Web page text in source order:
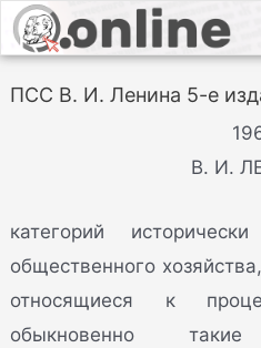
ПСС В. И. Ленина 5-е
В. И.
категорий
общественного
относящиеся к
обыкновенно такие